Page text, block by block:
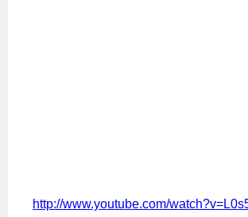
http://www.youtube.com/